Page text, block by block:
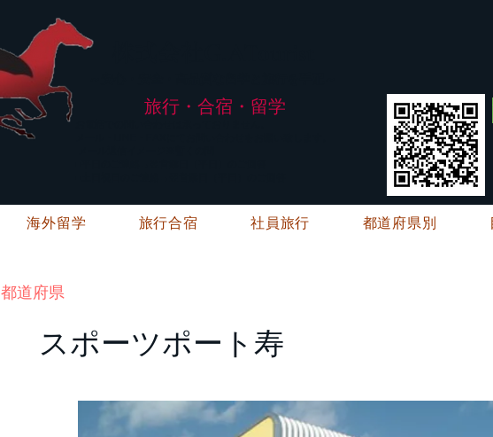
旅行・合宿・留学
海外留学 旅行合宿 社員旅行 都道府県別
​都道府県
スポーツポート寿